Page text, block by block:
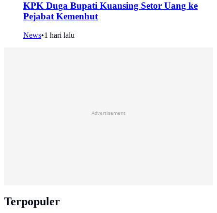
KPK Duga Bupati Kuansing Setor Uang ke
Pejabat Kemenhut
News•1 hari lalu
Advertisement
Terpopuler